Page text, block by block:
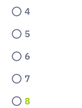
4
5
6
7
8